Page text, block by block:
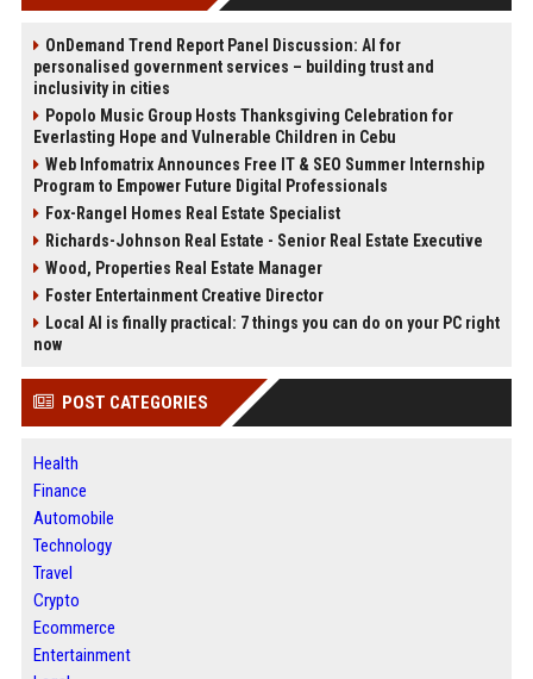
OnDemand Trend Report Panel Discussion: AI for
personalised government services – building trust and
inclusivity in cities
Popolo Music Group Hosts Thanksgiving Celebration for
Everlasting Hope and Vulnerable Children in Cebu
Web Infomatrix Announces Free IT & SEO Summer Internship
Program to Empower Future Digital Professionals
Fox-Rangel Homes Real Estate Specialist
Richards-Johnson Real Estate - Senior Real Estate Executive
Wood, Properties Real Estate Manager
Foster Entertainment Creative Director
Local AI is finally practical: 7 things you can do on your PC right
now
POST CATEGORIES
Health
Finance
Automobile
Technology
Travel
Crypto
Ecommerce
Entertainment